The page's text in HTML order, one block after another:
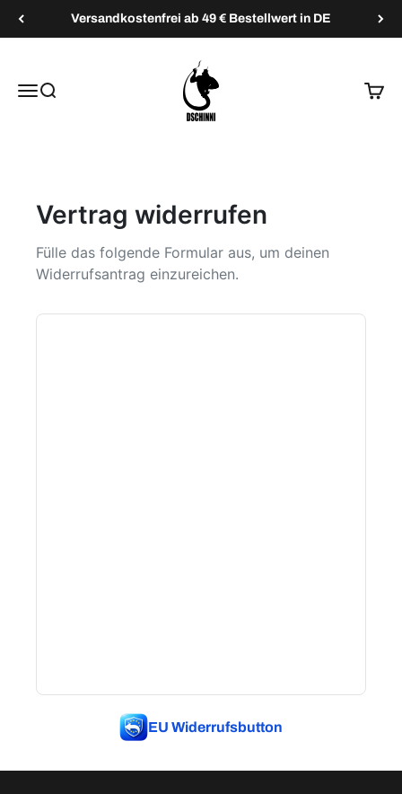
Versandkostenfrei ab 49 € Bestellwert in DE
MenüSuche
Dschinni Shisha
Vertrag widerrufen
Fülle das folgende Formular aus, um deinen
Widerrufsantrag einzureichen.
EU Widerrufsbutton